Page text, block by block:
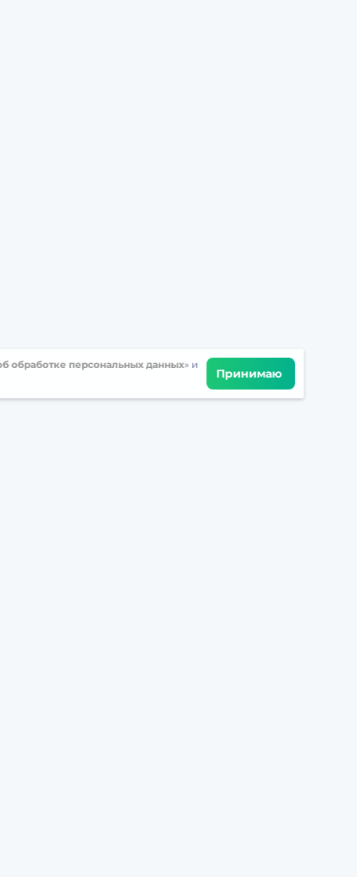
обработке персональных данных» и
Принимаю